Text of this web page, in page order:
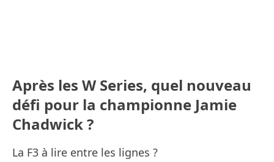
Après les W Series, quel nouveau
défi pour la championne Jamie
Chadwick ?
La F3 à lire entre les lignes ?